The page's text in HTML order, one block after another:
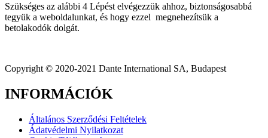
Szükséges az alábbi 4 Lépést elvégezzük ahhoz, biztonságosabbá
tegyük a weboldalunkat, és hogy ezzel megnehezítsük a
betolakodók dolgát.
Copyright © 2020-2021 Dante International SA, Budapest
INFORMÁCIÓK
Általános Szerződési Feltételek
Ádatvédelmi Nyilatkozat